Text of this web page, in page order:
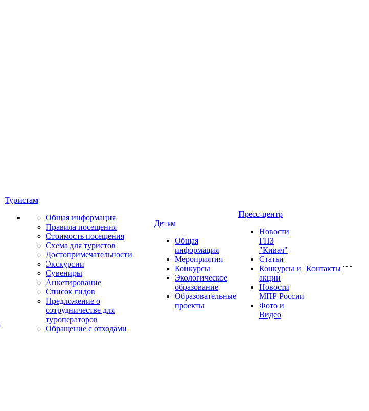
Туристам
Общая информация
Правила посещения
Стоимость посещения
Схема для туристов
Достопримечательности
Экскурсии
Сувениры
Анкетирование
Список гидов
Предложение о
сотрудничестве для
туроператоров
Обращение с отходами
Детям
Общая
информация
Мероприятия
Конкурсы
Экологическое
образование
Образовательные
проекты
Пресс-центр
Новости
ГПЗ
"Кивач"
Статьи
Конкурсы и
акции
Новости
МПР России
Фото и
Видео
Контакты